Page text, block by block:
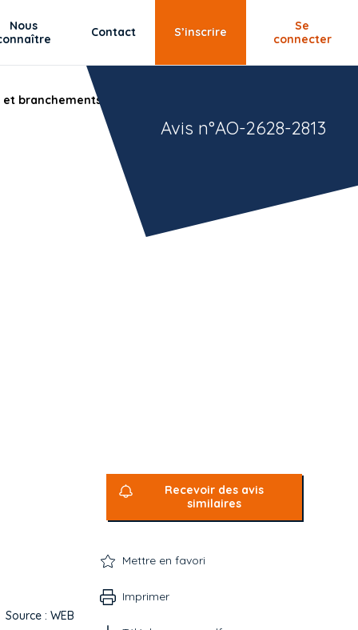
Nous
Contact S’inscrire
Se
connecter
branchements sur le territoire de Brest métropole.
Avis n°AO-2628-2813
Source : WEB
Recevoir des avis
similaires
Mettre en favori
Imprimer